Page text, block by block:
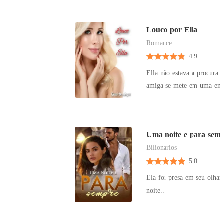
Louco por Ella
Romance
4.9
Ella não estava a
amiga se mete em uma
Uma noite e para
Bilionários
5.0
Ela foi presa em seu
noite...